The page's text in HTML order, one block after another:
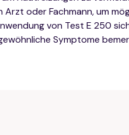
Arzt oder Fachmann, um
von Test E 250
Symptome